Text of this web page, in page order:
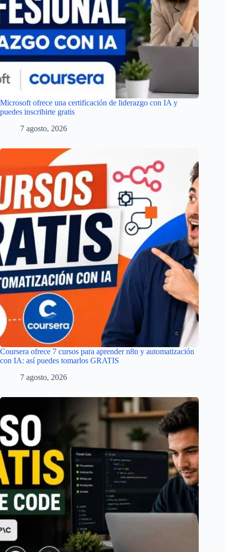
Microsoft ofrece una certificación de liderazgo con IA y
puedes inscribirte gratis
7 agosto, 2026
Coursera ofrece 7 cursos para aprender n8n y automatización
con IA: así puedes tomarlos GRATIS
7 agosto, 2026